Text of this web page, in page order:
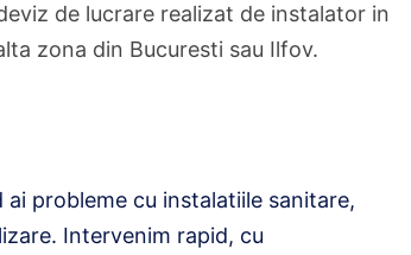
de lucrare realizat de instalator in
zona din Bucuresti sau Ilfov.
probleme cu instalatiile sanitare,
Intervenim rapid, cu